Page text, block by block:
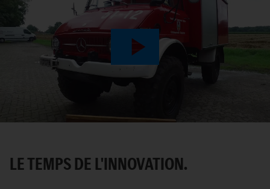
Play
LE TEMPS DE L'INNOVATION.